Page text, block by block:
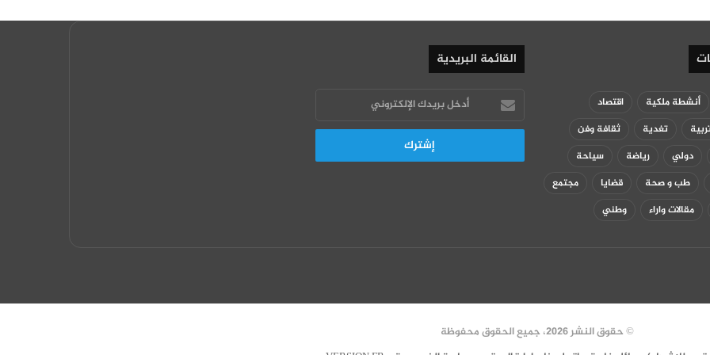
أنشطة ملكية
اقتصاد
تغدية
ثقافة وفن
دولي رياضة
سياحة
طب و صحة قضايا
مجتمع
مقالات واراء وطني
القائمة البريدية
أدخل
بريدك
الإلكتروني
© حقوق النشر 2026، جميع الحقوق محفوظة